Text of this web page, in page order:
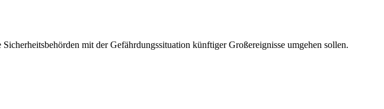
mit der Gefährdungssituation künftiger Großereignisse umgehen sollen.